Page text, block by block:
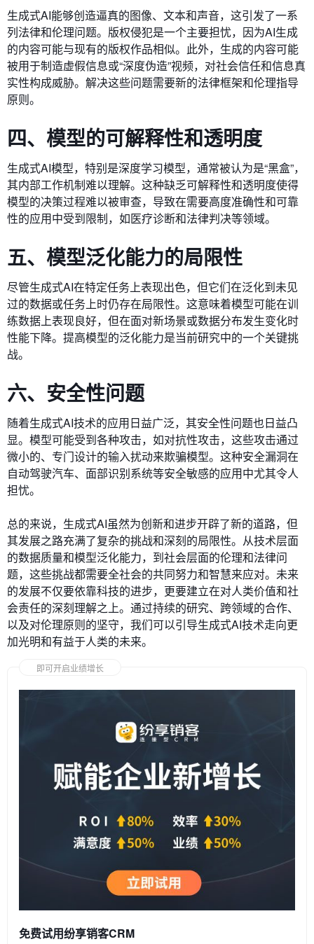
生成式AI能够创造逼真的图像、文本和声音，这引发了一系
列法律和伦理问题。版权侵犯是一个主要担忧，因为AI生成
的内容可能与现有的版权作品相似。此外，生成的内容可能
被用于制造虚假信息或“深度伪造”视频，对社会信任和信息真
实性构成威胁。解决这些问题需要新的法律框架和伦理指导
原则。
四、模型的可解释性和透明度
生成式AI模型，特别是深度学习模型，通常被认为是“黑盒”，
其内部工作机制难以理解。这种缺乏可解释性和透明度使得
模型的决策过程难以被审查，导致在需要高度准确性和可靠
性的应用中受到限制，如医疗诊断和法律判决等领域。
五、模型泛化能力的局限性
尽管生成式AI在特定任务上表现出色，但它们在泛化到未见
过的数据或任务上时仍存在局限性。这意味着模型可能在训
练数据上表现良好，但在面对新场景或数据分布发生变化时
性能下降。提高模型的泛化能力是当前研究中的一个关键挑
战。
六、安全性问题
随着生成式AI技术的应用日益广泛，其安全性问题也日益凸
显。模型可能受到各种攻击，如对抗性攻击，这些攻击通过
微小的、专门设计的输入扰动来欺骗模型。这种安全漏洞在
自动驾驶汽车、面部识别系统等安全敏感的应用中尤其令人
担忧。
总的来说，生成式AI虽然为创新和进步开辟了新的道路，但
其发展之路充满了复杂的挑战和深刻的局限性。从技术层面
的数据质量和模型泛化能力，到社会层面的伦理和法律问
题，这些挑战都需要全社会的共同努力和智慧来应对。未来
的发展不仅要依靠科技的进步，更要建立在对人类价值和社
会责任的深刻理解之上。通过持续的研究、跨领域的合作、
以及对伦理原则的坚守，我们可以引导生成式AI技术走向更
加光明和有益于人类的未来。
即可开启业绩增长
免费试用纷享销客CRM